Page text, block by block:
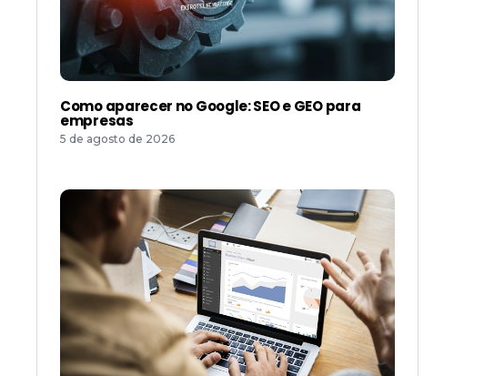
Como aparecer no Google: SEO e GEO para
empresas
5 de agosto de 2026